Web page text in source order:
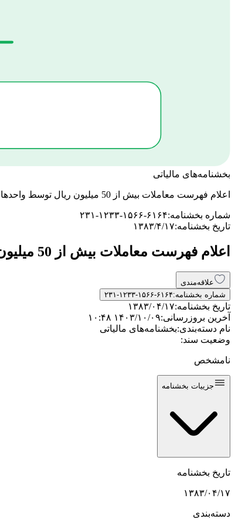
بخشنامه‌های مالیاتی
اعلام فهرست معاملات بیش از 50 میلیون ریال توسط واحدهای مالیاتی هنگام رسیدگی
شماره بخشنامه:۲۳۱-۱۲۳۳-۱۵۶۶-۶۱۶۴
تاریخ بخشنامه:۱۳۸۳/۴/۱۷
اعلام فهرست معاملات بیش از 50 میلیون ریال توسط واحدهای مالیاتی هنگام رسیدگی
علاقه‌مندی
شماره بخشنامه:۲۳۱-۱۲۳۳-۱۵۶۶-۶۱۶۴
تاریخ بخشنامه:۱۳۸۳/۰۴/۱۷
آخرین بروزرسانی:۱۴۰۳/۱۰/۰۹ ۱۰:۴۸
نام دسته‌بندی:بخشنامه‌های مالیاتی
وضعیت سند:
نامشخص
جزییات بخشنامه
تاریخ بخشنامه
۱۳۸۳/۰۴/۱۷
دسته‌بندی